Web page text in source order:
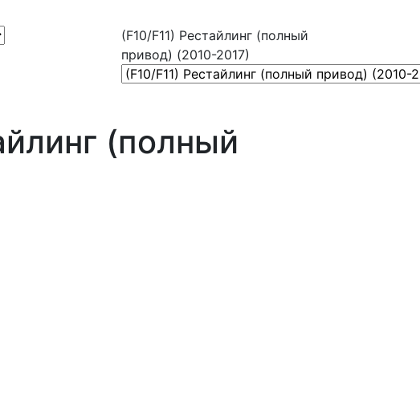
(F10/F11) Рестайлинг (полный
привод) (2010-2017)
(полный